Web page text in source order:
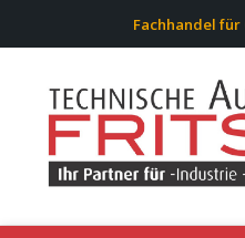
Fachhandel